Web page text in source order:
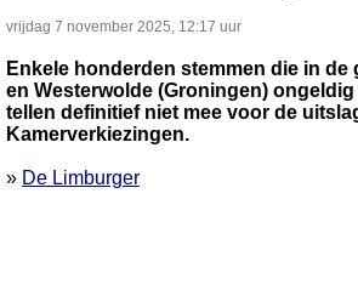
vrijdag 7 november 2025, 12:17 uur
Enkele honderden stemmen die in de
en Westerwolde (Groningen)
tellen definitief niet mee voor de
Kamerverkiezingen.
» De Limburger